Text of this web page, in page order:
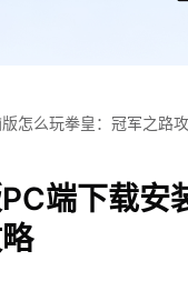
怎么玩拳皇：冠军之路
端下载安